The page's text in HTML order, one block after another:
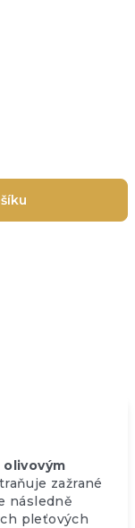
zažrané
následně
pleťových